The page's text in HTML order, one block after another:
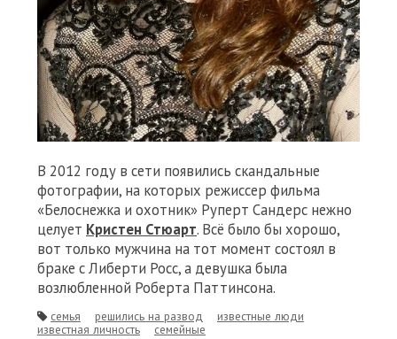
В 2012 году в сети появились скандальные
фотографии, на которых режиссер фильма
«Белоснежка и охотник» Руперт Сандерс нежно
целует Кристен Стюарт. Всё было бы хорошо,
вот только мужчина на тот момент состоял в
браке с Либерти Росс, а девушка была
возлюбленной Роберта Паттинсона.
семья решились на развод
известные люди
известная личность
семейные